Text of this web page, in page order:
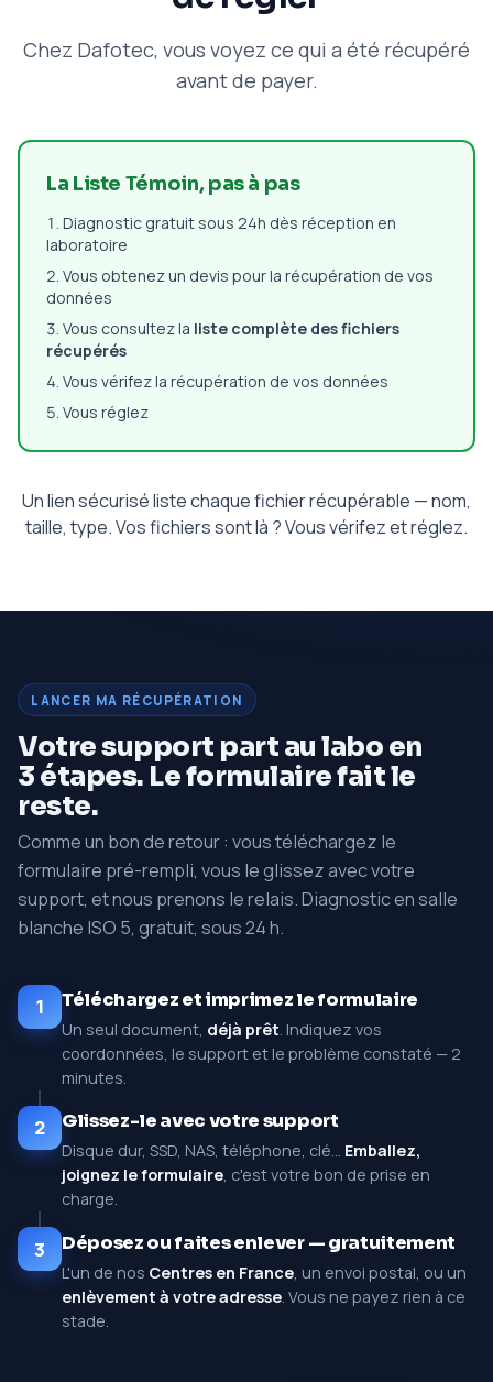
Chez Dafotec, vous voyez ce qui a été récupéré
avant de payer.
La Liste Témoin, pas à pas
Diagnostic gratuit sous 24h dès réception en
laboratoire
Vous obtenez un devis pour la récupération de vos
données
Vous consultez la liste complète des fichiers
récupérés
Vous vérifez la récupération de vos données
Vous réglez
Un lien sécurisé liste chaque fichier récupérable — nom,
taille, type. Vos fichiers sont là ? Vous vérifez et réglez.
LANCER MA RÉCUPÉRATION
Votre support part au labo en
3 étapes. Le formulaire fait le
reste.
Comme un bon de retour : vous téléchargez le
formulaire pré-rempli, vous le glissez avec votre
support, et nous prenons le relais. Diagnostic en salle
blanche ISO 5, gratuit, sous 24 h.
1 Téléchargez et imprimez le formulaire
Un seul document, déjà prêt. Indiquez vos
coordonnées, le support et le problème constaté — 2
minutes.
2 Glissez-le avec votre support
Disque dur, SSD, NAS, téléphone, clé… Emballez,
joignez le formulaire, c'est votre bon de prise en
charge.
3 Déposez ou faites enlever — gratuitement
L'un de nos Centres en France , un envoi postal, ou un
enlèvement à votre adresse . Vous ne payez rien à ce
stade.